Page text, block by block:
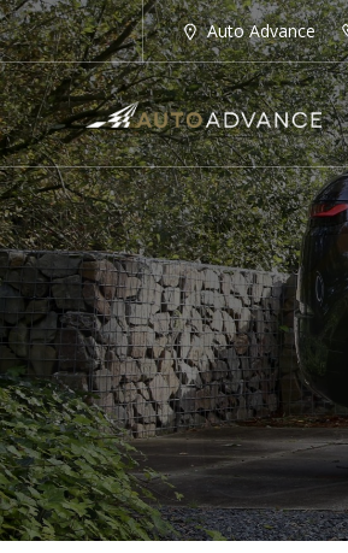
Auto Advance